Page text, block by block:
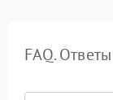
FAQ.